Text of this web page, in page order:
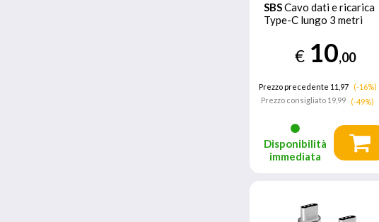
SBSCavo dati e ricarica
Type-C lungo 3 metri
€ 10,00
Prezzo precedente 11,97
(-16%)
Prezzo consigliato 19,99 (-49%)
Disponibilità
immediata